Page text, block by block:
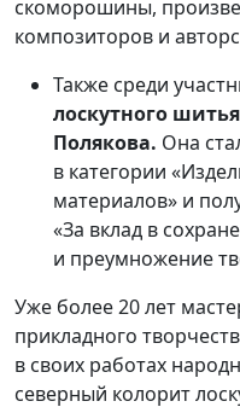
скоморошины,
композиторов и
Также среди
лоскутного
Полякова. Она
в категории
материалов» и
«За вклад в
и преумножение
Уже более 20 лет
прикладного
в своих работах
северный колорит